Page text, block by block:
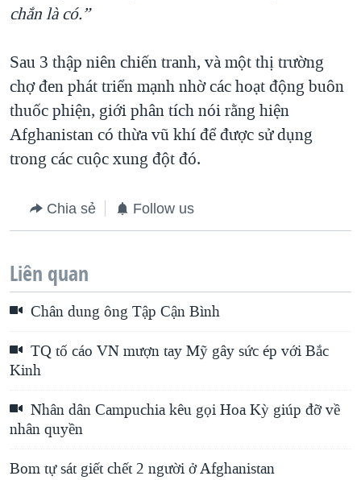
chắn là có.”
Sau 3 thập niên chiến tranh, và một thị trường
chợ đen phát triển mạnh nhờ các hoạt động buôn
thuốc phiện, giới phân tích nói rằng hiện
Afghanistan có thừa vũ khí để được sử dụng
trong các cuộc xung đột đó.
Chia sẻ Follow us
Liên quan
Chân dung ông Tập Cận Bình
TQ tố cáo VN mượn tay Mỹ gây sức ép với Bắc
Kinh
Nhân dân Campuchia kêu gọi Hoa Kỳ giúp đỡ về
nhân quyền
Bom tự sát giết chết 2 người ở Afghanistan